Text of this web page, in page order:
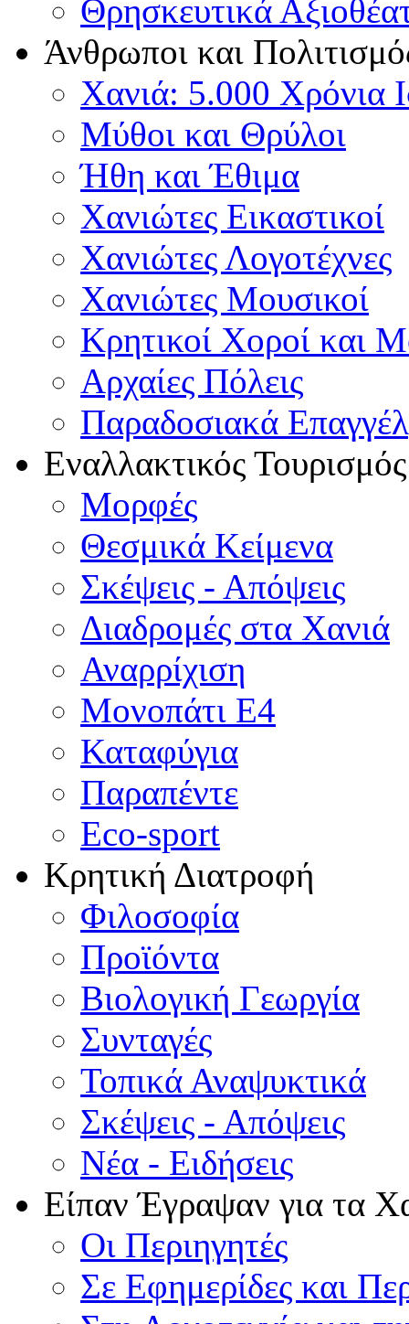
Θρησκευτικά
Άνθρωποι και
Χανιά: 5.000 Χρόνια
Μύθοι και Θρύλοι
Ήθη και Έθιμα
Χανιώτες Εικαστικοί
Χανιώτες Λογοτέχνες
Χανιώτες Μουσικοί
Κρητικοί Χοροί και
Αρχαίες Πόλεις
Παραδοσιακά
Εναλλακτικός Τουρισμός
Μορφές
Θεσμικά Κείμενα
Σκέψεις - Απόψεις
Διαδρομές στα Χανιά
Αναρρίχιση
Μονοπάτι Ε4
Καταφύγια
Παραπέντε
Eco-sport
Κρητική Διατροφή
Φιλοσοφία
Προϊόντα
Βιολογική Γεωργία
Συνταγές
Τοπικά Αναψυκτικά
Σκέψεις - Απόψεις
Νέα - Ειδήσεις
Είπαν Έγραψαν για τα
Οι Περιηγητές
Σε Εφημερίδες και